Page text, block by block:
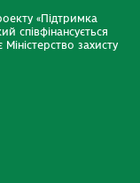
«Підтримка
співфінансується
захисту